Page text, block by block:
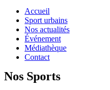
Accueil
Sport urbains
Nos actualités
Événement
Médiathèque
Contact
Nos Sports